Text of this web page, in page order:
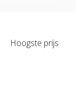
Hoogste prijs